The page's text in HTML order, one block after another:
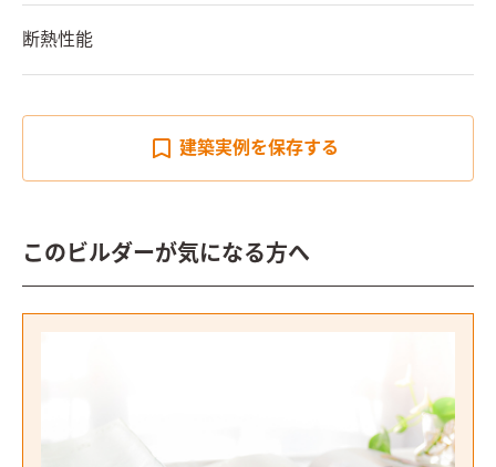
断熱性能
建築実例を保存する
このビルダーが気になる方へ